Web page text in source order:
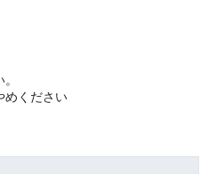
めください